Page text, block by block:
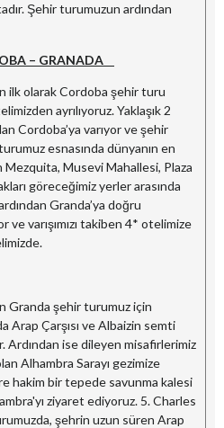
Şehir turumuzun ardından
– GRANADA
ilk olarak Cordoba şehir turu
ayrılıyoruz. Yaklaşık 2
Cordoba’ya varıyor ve şehir
esnasında dünyanın en
Musevi Mahallesi, Plaza
göreceğimiz yerler arasında
Granda’ya doğru
varışımızı takiben 4* otelimize
Granda şehir turumuz için
Arap Çarşısı ve Albaizin semti
Ardından ise dileyen misafirlerimiz
Alhambra Sarayı gezimize
hakim bir tepede savunma kalesi
ziyaret ediyoruz. 5. Charles
şehrin uzun süren Arap